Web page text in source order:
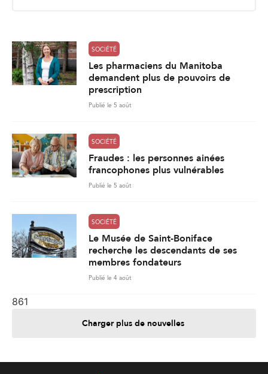
SOCIÉTÉ
Les pharmaciens du Manitoba
demandent plus de pouvoirs de
prescription
Publié le 5 août
SOCIÉTÉ
Fraudes : les personnes ainées
francophones plus vulnérables
Publié le 5 août
SOCIÉTÉ
Le Musée de Saint-Boniface
recherche les descendants de ses
membres fondateurs
Publié le 4 août
861
Charger plus de nouvelles